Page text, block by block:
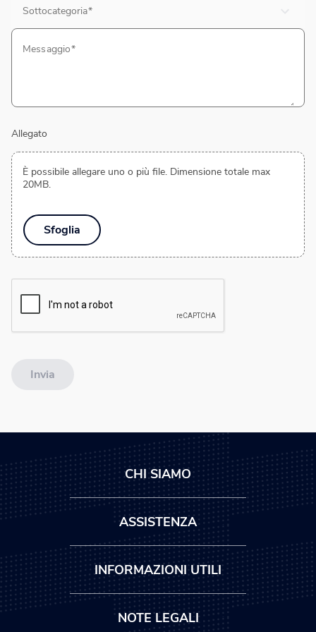
Sottocategoria
Messaggio
Allegato
Sfoglia
È possibile allegare uno o più file. Dimensione totale max
20MB.
Invia
CHI SIAMO
ASSISTENZA
INFORMAZIONI UTILI
NOTE LEGALI